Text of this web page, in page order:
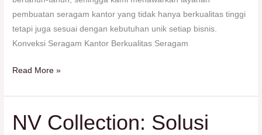
pembuatan seragam kantor yang tidak hanya berkualitas tinggi
tetapi juga sesuai dengan kebutuhan unik setiap bisnis.
Konveksi Seragam Kantor Berkualitas Seragam
Read More »
NV Collection: Solusi
NV
Collection: